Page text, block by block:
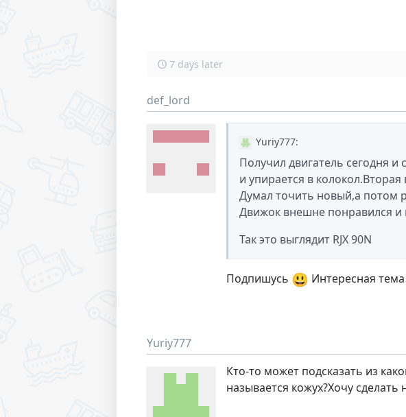
7 days later
def_lord
Yuriy777:
Получил двигатель сегодня
и упирается в
Думал точить новый,а потом
Движок внешне понравился и
Так это выглядит RJX 90N
Подпишусь 😃 Интересная тема
Yuriy777
Кто-то может подсказать из
называется кожух?Хочу